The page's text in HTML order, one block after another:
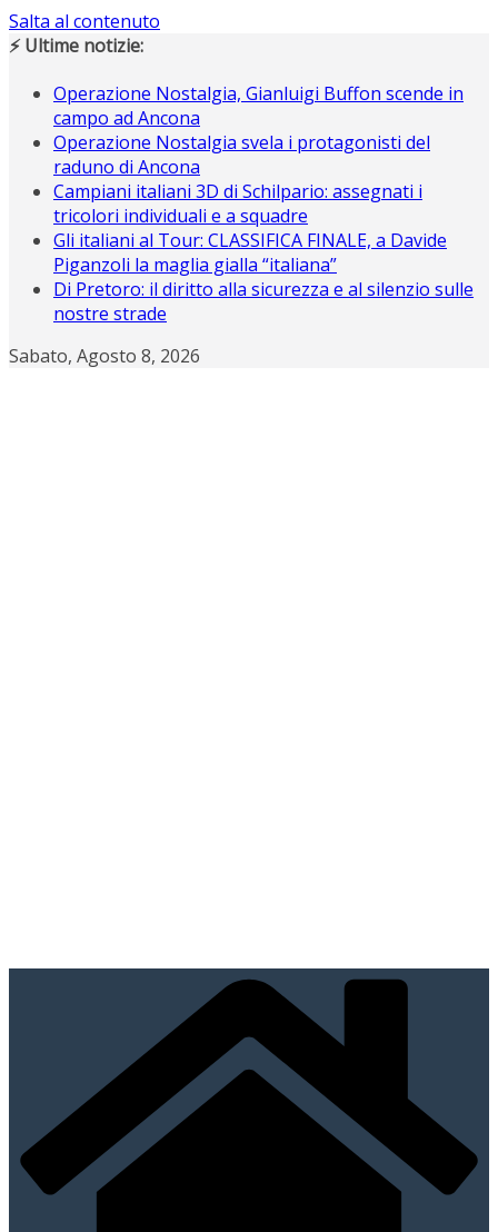
Salta al contenuto
⚡ Ultime notizie:
Operazione Nostalgia, Gianluigi Buffon scende in
campo ad Ancona
Operazione Nostalgia svela i protagonisti del
raduno di Ancona
Campiani italiani 3D di Schilpario: assegnati i
tricolori individuali e a squadre
Gli italiani al Tour: CLASSIFICA FINALE, a Davide
Piganzoli la maglia gialla “italiana”
Di Pretoro: il diritto alla sicurezza e al silenzio sulle
nostre strade
Sabato, Agosto 8, 2026